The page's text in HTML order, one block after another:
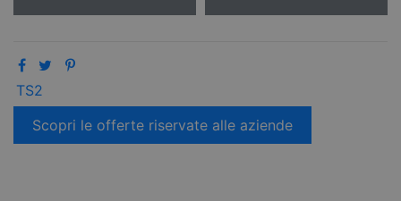
TS2
Scopri le offerte riservate alle aziende